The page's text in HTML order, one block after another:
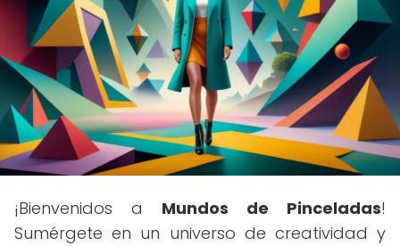
¡Bienvenidos a Mundos de Pinceladas!
Sumérgete en un universo de creatividad y